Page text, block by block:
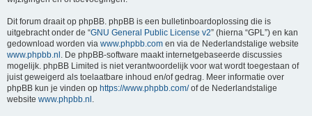
Dit forum draait op phpBB. phpBB is een bulletinboardoplossing die is
uitgebracht onder de “GNU General Public License v2” (hierna “GPL”) en kan
gedownload worden via www.phpbb.com en via de Nederlandstalige website
www.phpbb.nl . De phpBB-software maakt internetgebaseerde discussies
mogelijk. phpBB Limited is niet verantwoordelijk voor wat wordt toegestaan of
juist geweigerd als toelaatbare inhoud en/of gedrag. Meer informatie over
phpBB kun je vinden op https://www.phpbb.com/of de Nederlandstalige
website www.phpbb.nl .